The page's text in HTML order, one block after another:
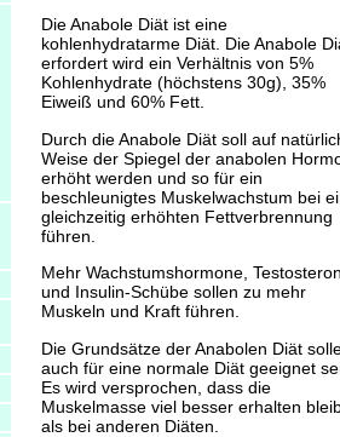
Die Anabole Diät ist eine
kohlenhydratarme Diät. Die Anabole
erfordert wird ein Verhältnis von 5%
Kohlenhydrate (höchstens 30g), 35%
Eiweiß und 60% Fett.
Durch die Anabole Diät soll auf
Weise der Spiegel der anabolen
erhöht werden und so für ein
beschleunigtes Muskelwachstum bei
gleichzeitig erhöhten Fettverbrennung
führen.
Mehr Wachstumshormone,
und Insulin-Schübe sollen zu mehr
Muskeln und Kraft führen.
Die Grundsätze der Anabolen Diät
auch für eine normale Diät geeignet
Es wird versprochen, dass die
Muskelmasse viel besser erhalten
als bei anderen Diäten.